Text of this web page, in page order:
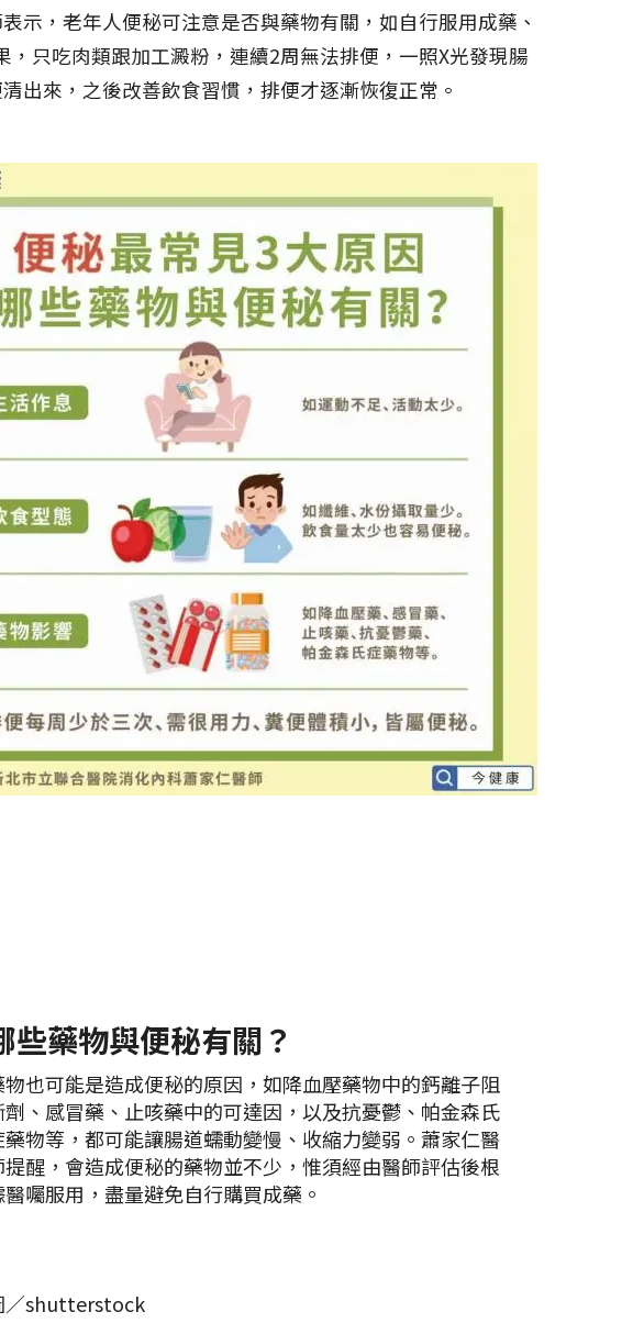
示，老年人便秘可注意是否與藥物有關，如自行服用成藥、
只吃肉類跟加工澱粉，連續2周無法排便，一照X光發現腸
出來，之後改善飲食習慣，排便才逐漸恢復正常。
些藥物與便秘有關？
物也可能是造成便秘的原因，如降血壓藥物中的鈣離子阻
劑、感冒藥、止咳藥中的可達因，以及抗憂鬱、帕金森氏
藥物等，都可能讓腸道蠕動變慢、收縮力變弱。蕭家仁醫
提醒，會造成便秘的藥物並不少，惟須經由醫師評估後根
醫囑服用，盡量避免自行購買成藥。
／shutterstock